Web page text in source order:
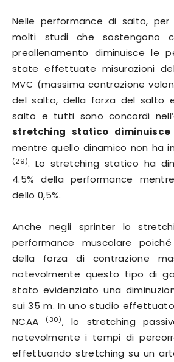
Nelle performance di salto, per
molti studi che sostengono
preallenamento diminuisce le
state effettuate misurazioni
MVC (massima contrazione
del salto, della forza del salto
salto e tutti sono concordi
stretching statico
mentre quello dinamico non ha
(29). Lo stretching statico ha
4.5% della performance
dello 0,5%.
Anche negli sprinter lo
performance muscolare
della forza di contrazione
notevolmente questo tipo di
stato evidenziato una
sui 35 m. In uno studio
NCAA
(30), lo stretching
notevolmente i tempi di
effettuando stretching su un